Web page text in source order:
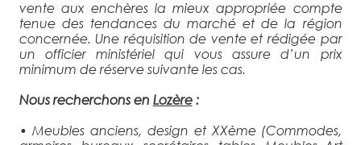
vente aux enchères la mieux appropriée compte
tenue des tendances du marché et de la région
concernée. Une réquisition de vente et rédigée par
un officier ministériel qui vous assure d’un prix
minimum de réserve suivante les cas.
Nous recherchons en Lozère:
• Meubles anciens, design et XXème (Commodes,